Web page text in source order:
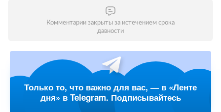
Комментарии закрыты за истечением срока
давности
Только то, что важно для вас, — в «Ленте
дня» в Telegram. Подписывайтесь